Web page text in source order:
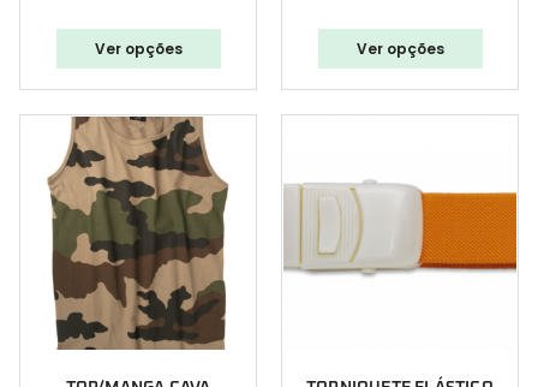
Ver opções Ver opções